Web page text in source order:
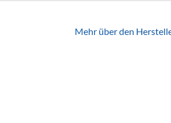
Mehr über den